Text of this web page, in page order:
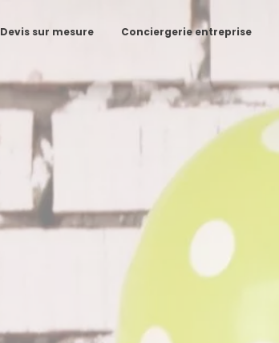
Devis sur mesure Conciergerie entreprise